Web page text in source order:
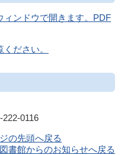
ィンドウで開きます。PDF
ださい。
0116
の先頭へ戻る
書館からのお知らせへ戻る